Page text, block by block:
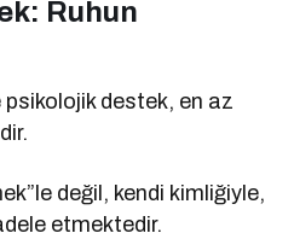
Ruhun
destek, en az
değil, kendi kimliğiyle,
etmektedir.